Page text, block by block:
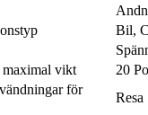
Bil,
maximal vikt
20
för
Resa